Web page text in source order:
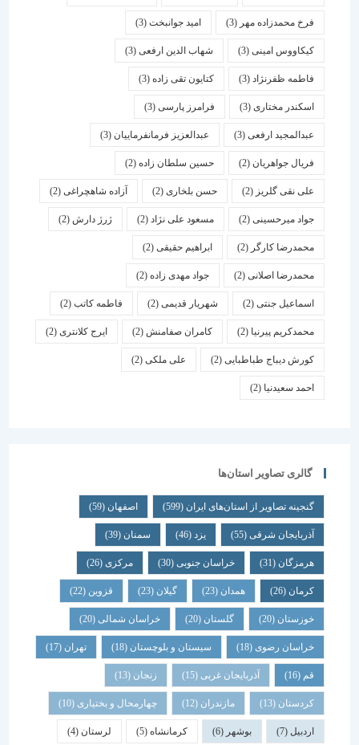
فرخ محمدزاده مهر(3) امید جوانبخت(3)
کیکاووس امینی(3) شهاب الدین ارفعی(3)
فاطمه ظفرنژاد(3) کتایون تقی زاده(3)
اسكندر مختاری (3) فرامرز پارسی(3)
عبدالمجید ارفعی(3) عبدالعزیز فرمانفرماییان(3)
فریال جواهریان(2) حسین سلطان زاده(2)
علی نقی گلریز(2) حسن بلخاری(2) آزاده شاهچراغی(2)
جواد میرحسینی(2) مسعود علی نژاد(2) ژرژ دارش (2)
محمدرضا کارگر(2) ابراهیم حقیقی(2)
محمدرضا اصلانی(2) جواد مهدی زاده(2)
اسماعیل جنتی(2) شهریار قدیمی(2) فاطمه کاتب(2)
محمدکریم پیرنیا (2) کامران صفامنش(2) ایرج کلانتری (2)
کورش دیباج طباطبایی(2) علی ملکی(2)
احمد سعیدنیا (2)
گالری تصاویر استان‌ها
گنجینه تصاویر از استان‌های ایران(599) اصفهان (59)
آذربایجان شرقی(55) یزد سمنان (39)
هرمزگان(31) خراسان جنوبی(30) مرکزی (26)
همدان گیلان قزوین
خوزستان(20) گلستان (20) خراسان شمالی(20)
خراسان رضوی(18) سیستان و بلوچستان(18) تهران
آذربایجان غربی(15) زنجان
کردستان(13) مازندران(12) چهارمحال و بختیاری (10)
بوشهر کرمانشاه(5) لرستان (4)